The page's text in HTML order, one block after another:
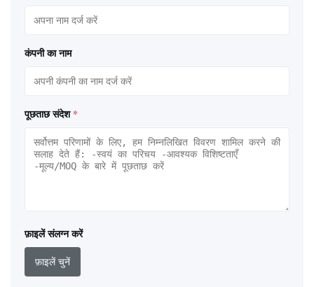
कंपनी का नाम
पूछताछ संदेश *
फ़ाइलें संलग्न करें
फ़ाइलें चुनें